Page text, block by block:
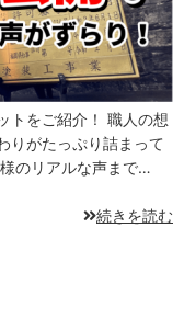
トをご紹介！ 職人の想
りがたっぷり詰まって
のリアルな声まで…
続きを読む